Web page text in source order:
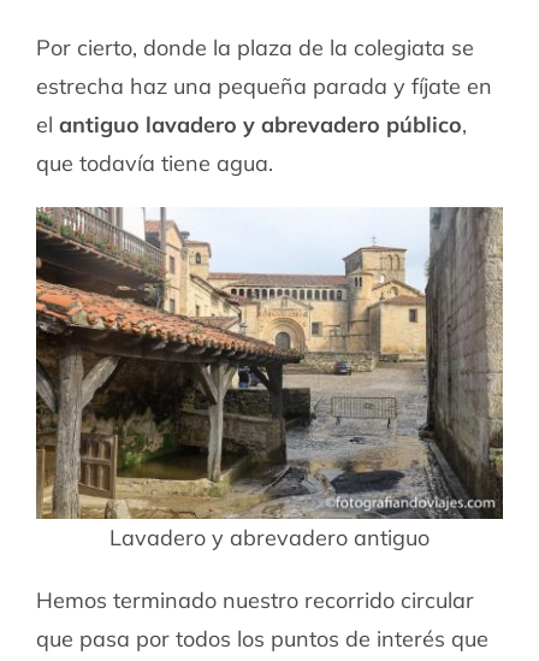
Por cierto, donde la plaza de la colegiata se
estrecha haz una pequeña parada y fíjate en
el antiguo lavadero y abrevadero público,
que todavía tiene agua.
Lavadero y abrevadero antiguo
Hemos terminado nuestro recorrido circular
que pasa por todos los puntos de interés que